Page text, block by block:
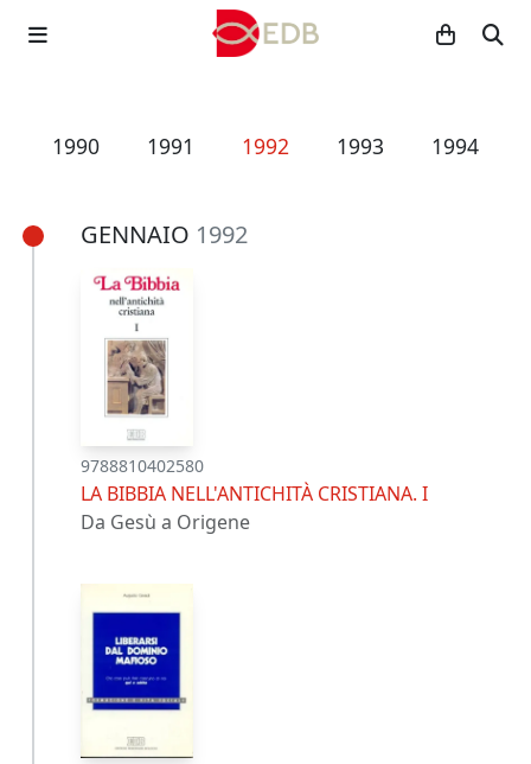
1990 1991 1992 1993 1994
GENNAIO 1992
9788810402580
LA BIBBIA NELL'ANTICHITÀ CRISTIANA. I
Da Gesù a Origene